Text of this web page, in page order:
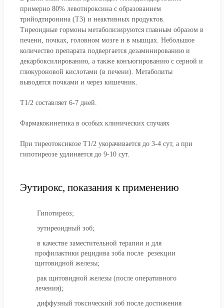
примерно 80% левотироксина с образованием
трийодтиронина (Т3) и неактивных продуктов.
Тиреоидные гормоны метаболизируются главным образом в
печени, почках, головном мозге и в мышцах. Небольшое
количество препарата подвергается дезаминированию и
декарбоксилированию, а также конъюгированию с серной и
глюкуроновой кислотами (в печени). Метаболиты
выводятся почками и через кишечник.
T1/2 составляет 6-7 дней.
Фармакокинетика в особых клинических случаях
При тиреотоксикозе T1/2 укорачивается до 3-4 сут, а при
гипотиреозе удлиняется до 9-10 сут.
Эутирокс, показания к применению
Гипотиреоз;
эутиреоидный зоб;
в качестве заместительной терапии и для
профилактики рецидива зоба после резекции
щитовидной железы;
рак щитовидной железы (после оперативного
лечения);
диффузный токсический зоб после достижения